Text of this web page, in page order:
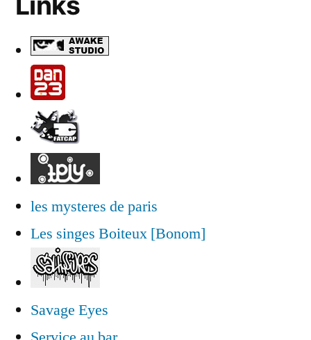
les mysteres de paris
Les singes Boiteux [Bonom]
Savage Eyes